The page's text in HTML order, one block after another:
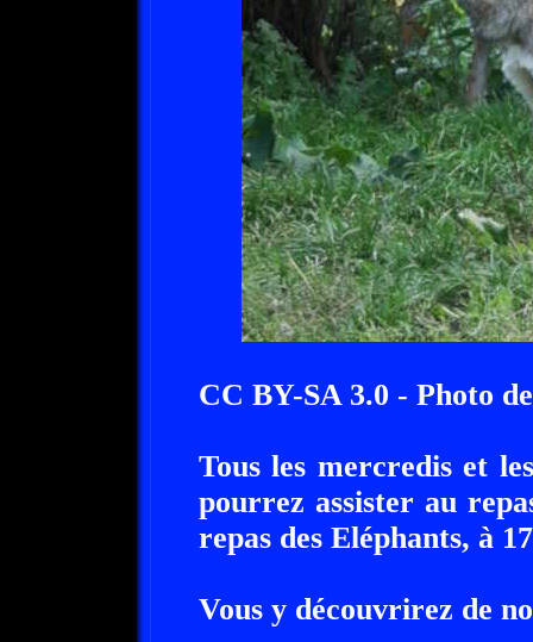
CC BY-SA 3.0 - Photo
Tous les mercredis et
pourrez assister au
repas des Eléphants, à
Vous y découvrirez de